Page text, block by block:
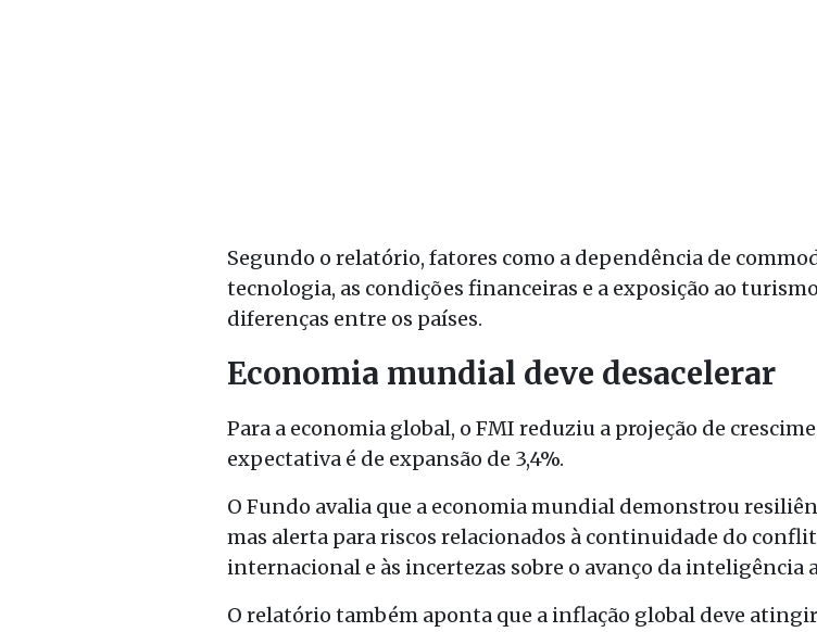
Segundo o relatório, fatores como a dependência de
tecnologia, as condições financeiras e a exposição ao
diferenças entre os países.
Economia mundial deve desacelerar
Para a economia global, o FMI reduziu a projeção de
expectativa é de expansão de 3,4%.
O Fundo avalia que a economia mundial demonstrou
mas alerta para riscos relacionados à continuidade do
internacional e às incertezas sobre o avanço da inteligência
O relatório também aponta que a inflação global deve